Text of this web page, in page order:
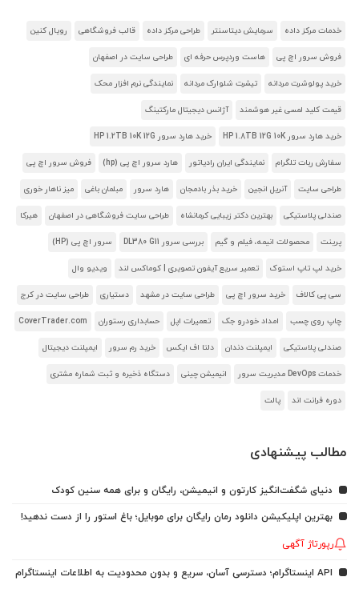
خدمات مرکز داده سرمایش دیتاسنتر طراحی مرکز داده قالب فروشگاهی رویال کنین
فروش سرور اچ پی هاست وردپرس حرفه ای طراحی سایت در اصفهان
خرید پولوشرت مردانه تیشرت شلوارک مردانه نمایندگی نرم افزار محک
قیمت کلید لمسی غیر هوشمند آژانس دیجیتال مارکتینگ
خرید هارد سرور HP 1.8TB 12G 10K خرید هارد سرور HP 1.2TB 10K 12G
سفارش ربات تلگرام نمایندگی ایران رادیاتور هارد سرور اچ پی (hp) فروش سرور اچ پی
طراحی سایت آنریل انجین خرید بذر بادمجان هارد سرور مبلمان باغی میز ناهار خوری
صندلی پلاستیکی بهترین دکتر زیبایی کرمانشاه طراحی سایت فروشگاهی در اصفهان هیرکا
پرینت محصولات انیمه، فیلم و گیم بررسی سرور DL380 G11 سرور اچ پی (HP)
خرید لپ تاپ استوک تعمیر سریع آیفون تصویری | کوماکس لند ویدیو وال
سی پی کالاف خرید سرور اچ پی طراحی سایت در مشهد دستیاری طراحی سایت در کرج
چاپ روی چسب امداد خودرو جک تعمیرات اپل حسابداری رستوران CoverTrader.com
صندلی پلاستیکی ایمپلنت دندان دلتا اف ایکس خرید رم سرور ایمپلنت دیجیتال
خدمات DevOps مدیریت سرور انیمیشن چینی دستگاه ذخیره و ثبت شماره مشتری
دوره فرانت اند پالت
مطالب پیشنهادی
دنیای شگفت‌انگیز کارتون و انیمیشن، رایگان و برای همه سنین کودک
بهترین اپلیکیشن دانلود رمان رایگان برای موبایل؛ باغ استور را از دست ندهید!
رپورتاژ آگهی
API اینستاگرام؛ دسترسی آسان، سریع و بدون محدودیت به اطلاعات اینستاگرام